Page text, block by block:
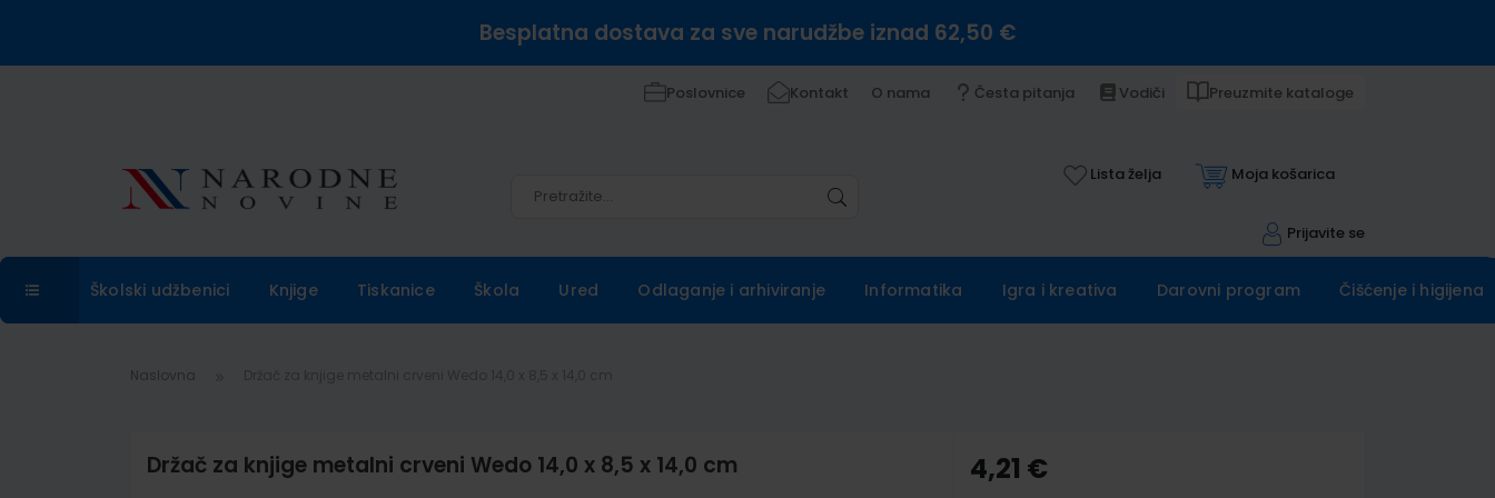
Besplatna dostava za sve narudžbe iznad 62,50 €
Poslovnice Kontakt O nama Česta pitanja Vodiči Preuzmite kataloge
Lista želja Moja košarica
Prijavite se
Školski udžbenici Knjige Tiskanice Škola Ured Odlaganje i arhiviranje Informatika Igra i kreativa Darovni program Čišćenje i higijena
Naslovna
Držač za knjige metalni crveni Wedo 14,0 x 8,5 x 14,0 cm 4,21 €